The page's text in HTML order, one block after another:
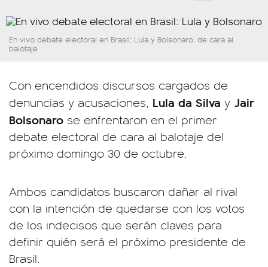
En vivo debate electoral en Brasil: Lula y Bolsonaro, de cara al
balotaje
Con encendidos discursos cargados de
denuncias y acusaciones, Lula da Silva y Jair
Bolsonaro se enfrentaron en el primer
debate electoral de cara al balotaje del
próximo domingo 30 de octubre.
Ambos candidatos buscaron dañar al rival
con la intención de quedarse con los votos
de los indecisos que serán claves para
definir quién será el próximo presidente de
Brasil.